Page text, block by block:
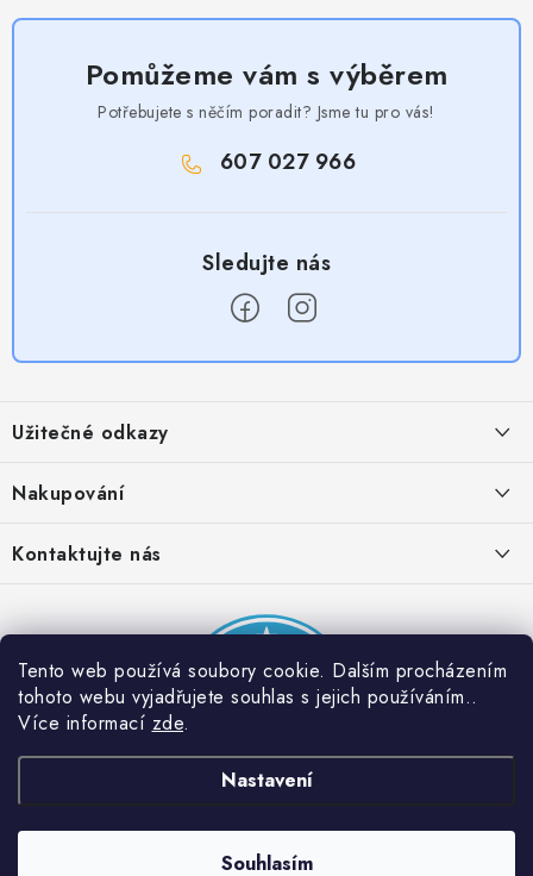
Tento web používá soubory cookie. Dalším procházením
tohoto webu vyjadřujete souhlas s jejich používáním..
Více informací zde.
Nastavení
Souhlasím
Pomůžeme vám s výběrem
Potřebujete s něčím poradit? Jsme tu pro vás!
607 027 966
p
a
Užitečné odkazy
Obchodní podmínky
Provizní systém
Partner stránek: Super plecháček
Nakupování
Časté otázky
Podmínky akce 2 + 1 zdarma
Kontaktujte nás
Dobrý triko. Všechna práva vyhrazena.